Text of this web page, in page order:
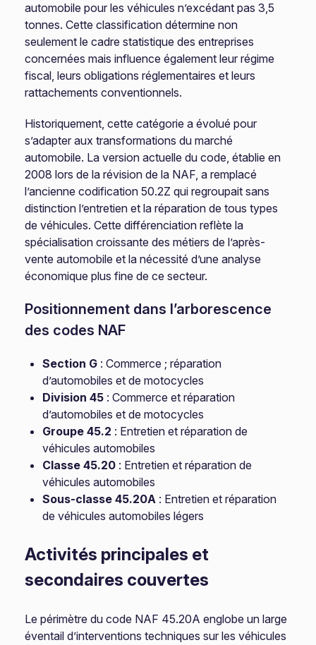
automobile pour les véhicules n’excédant pas 3,5
tonnes. Cette classification détermine non
seulement le cadre statistique des entreprises
concernées mais influence également leur régime
fiscal, leurs obligations réglementaires et leurs
rattachements conventionnels.
Historiquement, cette catégorie a évolué pour
s’adapter aux transformations du marché
automobile. La version actuelle du code, établie en
2008 lors de la révision de la NAF, a remplacé
l’ancienne codification 50.2Z qui regroupait sans
distinction l’entretien et la réparation de tous types
de véhicules. Cette différenciation reflète la
spécialisation croissante des métiers de l’après-
vente automobile et la nécessité d’une analyse
économique plus fine de ce secteur.
Positionnement dans l’arborescence
des codes NAF
Section G : Commerce ; réparation
d’automobiles et de motocycles
Division 45 : Commerce et réparation
d’automobiles et de motocycles
Groupe 45.2 : Entretien et réparation de
véhicules automobiles
Classe 45.20 : Entretien et réparation de
véhicules automobiles
Sous-classe 45.20A : Entretien et réparation
de véhicules automobiles légers
Activités principales et
secondaires couvertes
Le périmètre du code NAF 45.20A englobe un large
éventail d’interventions techniques sur les véhicules